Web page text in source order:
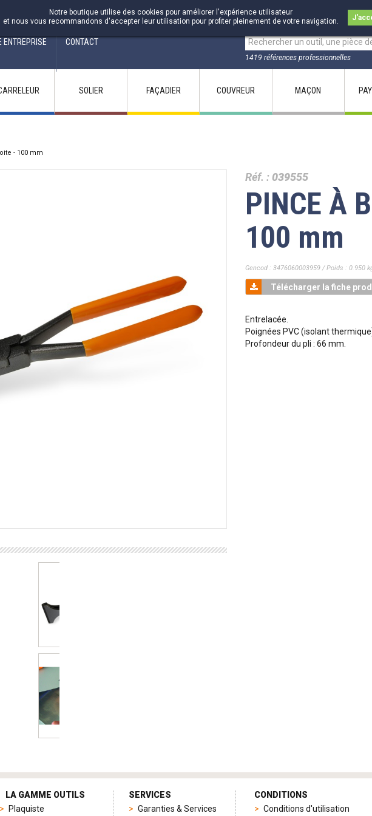
ENTREPRISE CONTACT
1419 références professionnelles
Notre boutique utilise des cookies pour améliorer l'expérience utilisateur
et nous vous recommandons d'accepter leur utilisation pour profiter pleinement de votre navigation.
SOLIER FAÇADIER COUVREUR MAÇON
- 100 mm
Réf. : 039555
PINCE À
100 mm
Gencod : 3476060003959 / Poids : 0.950
Télécharger la fiche
Entrelacée.
Poignées PVC (isolant
Profondeur du pli : 66 mm.
LA GAMME OUTILS
Plaquiste
SERVICES
Garanties & Services
CONDITIONS
Conditions d'utilisation